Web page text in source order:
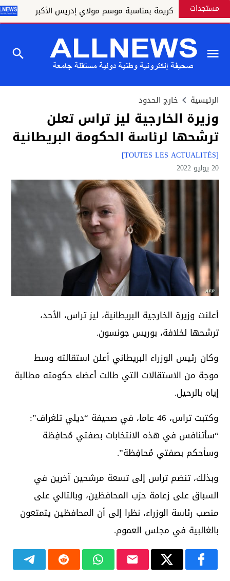
مستجدات
ملكية كريمة بمناسبة موسم مولاي إدريس الأكبر
الرئيسية خارج الحدود
وزيرة الخارجية ليز تراس تعلن
ترشحها لرئاسة الحكومة البريطانية
[TOUTES LES ACTUALITÉS]
20 يوليو 2022
أعلنت وزيرة الخارجية البريطانية، ليز تراس، الأحد،
ترشحها لخلافة، بوريس جونسون.
وكان رئيس الوزراء البريطاني أعلن استقالته وسط
موجة من الاستقالات التي طالت أعضاء حكومته مطالبة
إياه بالرحيل.
وكتبت تراس، 46 عاما، في صحيفة “ديلي تلغراف”:
“سأتنافس في هذه الانتخابات بصفتي مُحافِظة
وسأحكم بصفتي مُحافِظة”.
وبذلك، تنضم تراس إلى تسعة مرشحين آخرين في
السباق على زعامة حزب المحافظين، وبالتالي على
منصب رئاسة الوزراء، نظرا إلى أن المحافظين يتمتعون
بالغالبية في مجلس العموم.